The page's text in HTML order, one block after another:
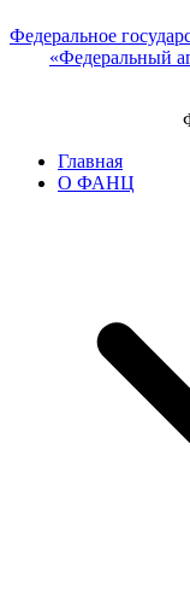
Федеральное
«Федеральный
Главная
О ФАНЦ